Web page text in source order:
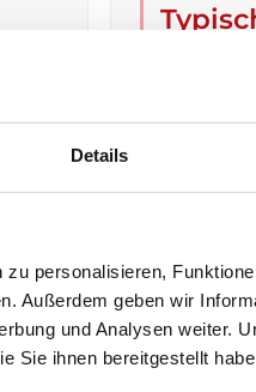
Details
personalisieren,
Außerdem geben wir
und Analysen weiter.
Sie ihnen bereitgestellt
Beim Ein-